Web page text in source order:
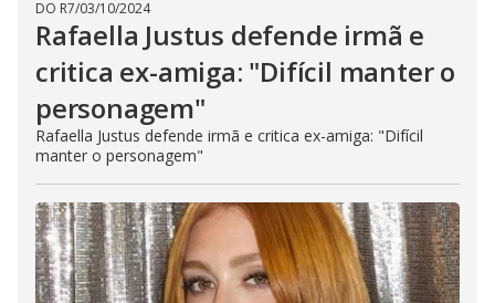
DO R7/03/10/2024
Rafaella Justus defende irmã e
critica ex-amiga: "Difícil manter o
personagem"
Rafaella Justus defende irmã e critica ex-amiga: "Difícil
manter o personagem"